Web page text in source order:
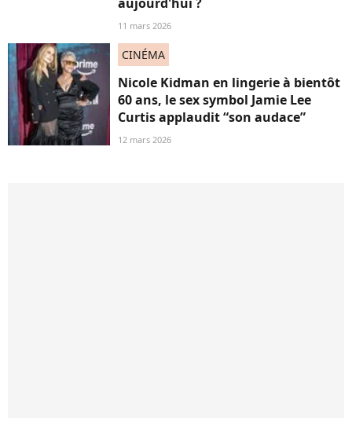
11 mars 2026
CINÉMA
Nicole Kidman en lingerie à bientôt
60 ans, le sex symbol Jamie Lee
Curtis applaudit “son audace”
12 mars 2026